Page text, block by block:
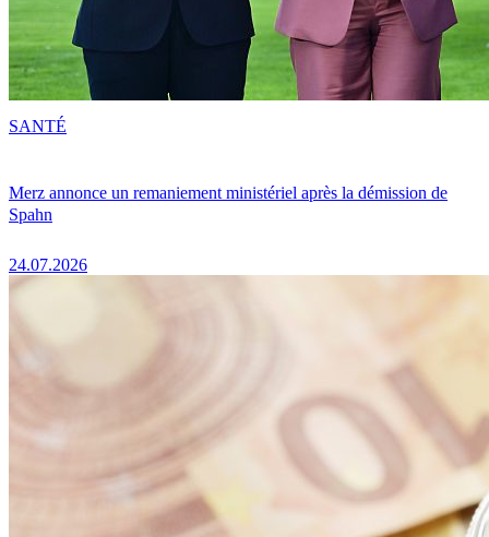
Merz annonce un remaniement ministériel après la démission de
Spahn
24.07.2026
SANTÉ